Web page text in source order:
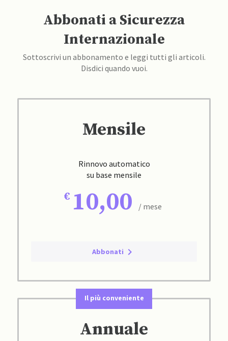
Abbonati a Sicurezza
Internazionale
Sottoscrivi un abbonamento e leggi tutti gli articoli.
Disdici quando vuoi.
Mensile
Rinnovo automatico
su base mensile
10,00 / mese
Abbonati
Il più conveniente
Annuale